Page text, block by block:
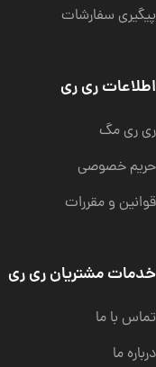
پیگیری سفارشات
اطلاعات ری ری
ری ری مگ
حریم خصوصی
قوانین و مقررات
خدمات مشتریان ری ری
تماس با ما
درباره ما